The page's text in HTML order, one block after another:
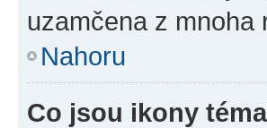
uzamčena z mnoha
Nahoru
Co jsou ikony